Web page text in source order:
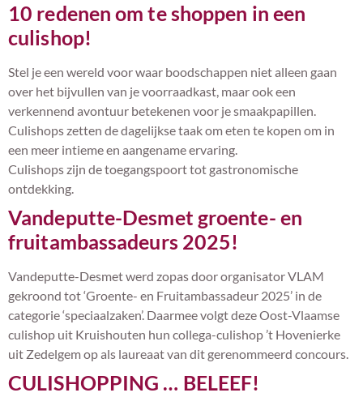
10 redenen om te shoppen in een
culishop!
Stel je een wereld voor waar boodschappen niet alleen gaan
over het bijvullen van je voorraadkast, maar ook een
verkennend avontuur betekenen voor je smaakpapillen.
Culishops zetten de dagelijkse taak om eten te kopen om in
een meer intieme en aangename ervaring.
Culishops zijn de toegangspoort tot gastronomische
ontdekking.
Vandeputte-Desmet groente- en
fruitambassadeurs 2025!
Vandeputte-Desmet werd zopas door organisator VLAM
gekroond tot ‘Groente- en Fruitambassadeur 2025’ in de
categorie ‘speciaalzaken’. Daarmee volgt deze Oost-Vlaamse
culishop uit Kruishouten hun collega-culishop ’t Hovenierke
uit Zedelgem op als laureaat van dit gerenommeerd concours.
CULISHOPPING … BELEEF!